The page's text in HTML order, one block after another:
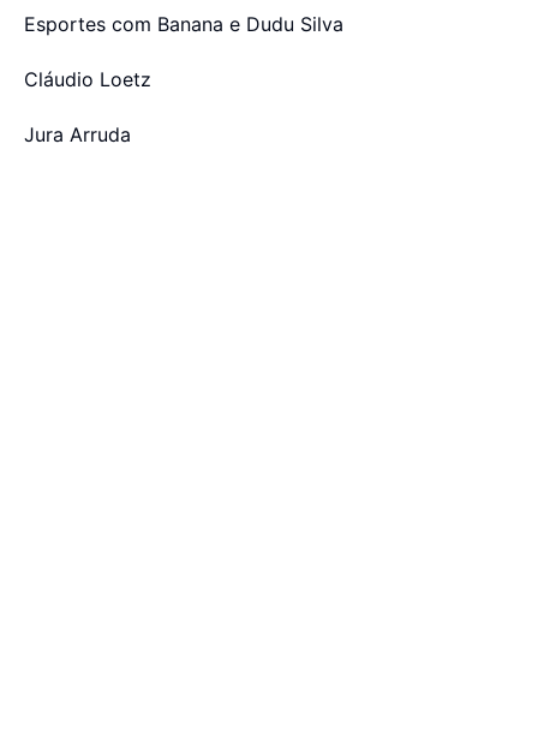
Esportes com Banana e Dudu Silva
Cláudio Loetz
Jura Arruda